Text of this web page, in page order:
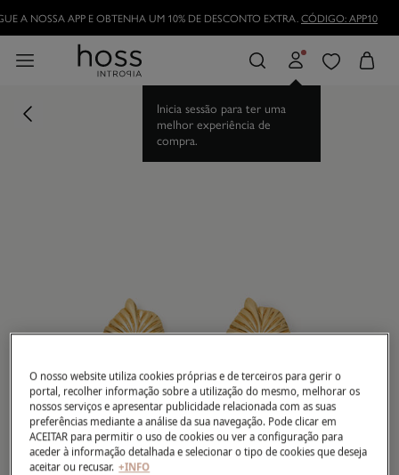
TORNE-SE HOSSLOVERE APROVEITE AS VANTAGENS
Inicia sessão para ter uma
melhor experiência de
compra.
O nosso website utiliza cookies próprias e de terceiros para gerir o
portal, recolher informação sobre a utilização do mesmo, melhorar os
nossos serviços e apresentar publicidade relacionada com as suas
preferências mediante a análise da sua navegação. Pode clicar em
ACEITAR para permitir o uso de cookies ou ver a configuração para
aceder à informação detalhada e selecionar o tipo de cookies que deseja
aceitar ou recusar. +INFO